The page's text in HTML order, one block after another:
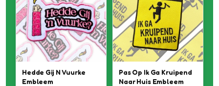
Hedde Gij N Vuurke
Embleem
Pas Op Ik Ga Kruipend
Naar Huis Embleem